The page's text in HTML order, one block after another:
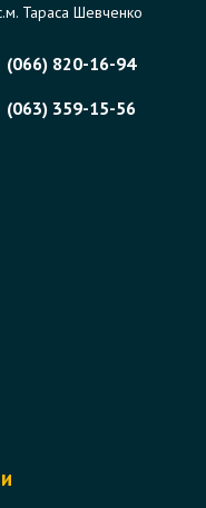
Тараса Шевченко
(066) 820-16-94
(063) 359-15-56